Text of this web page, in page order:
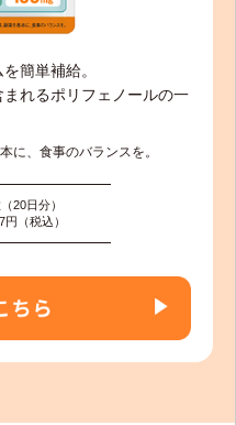
簡単補給。
れるポリフェノールの一
に、食事のバランスを。
20日分）
円（税込）